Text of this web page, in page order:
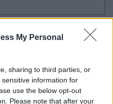
My Personal
sharing to third parties, or
information for
use the below opt-out
Please note that after your